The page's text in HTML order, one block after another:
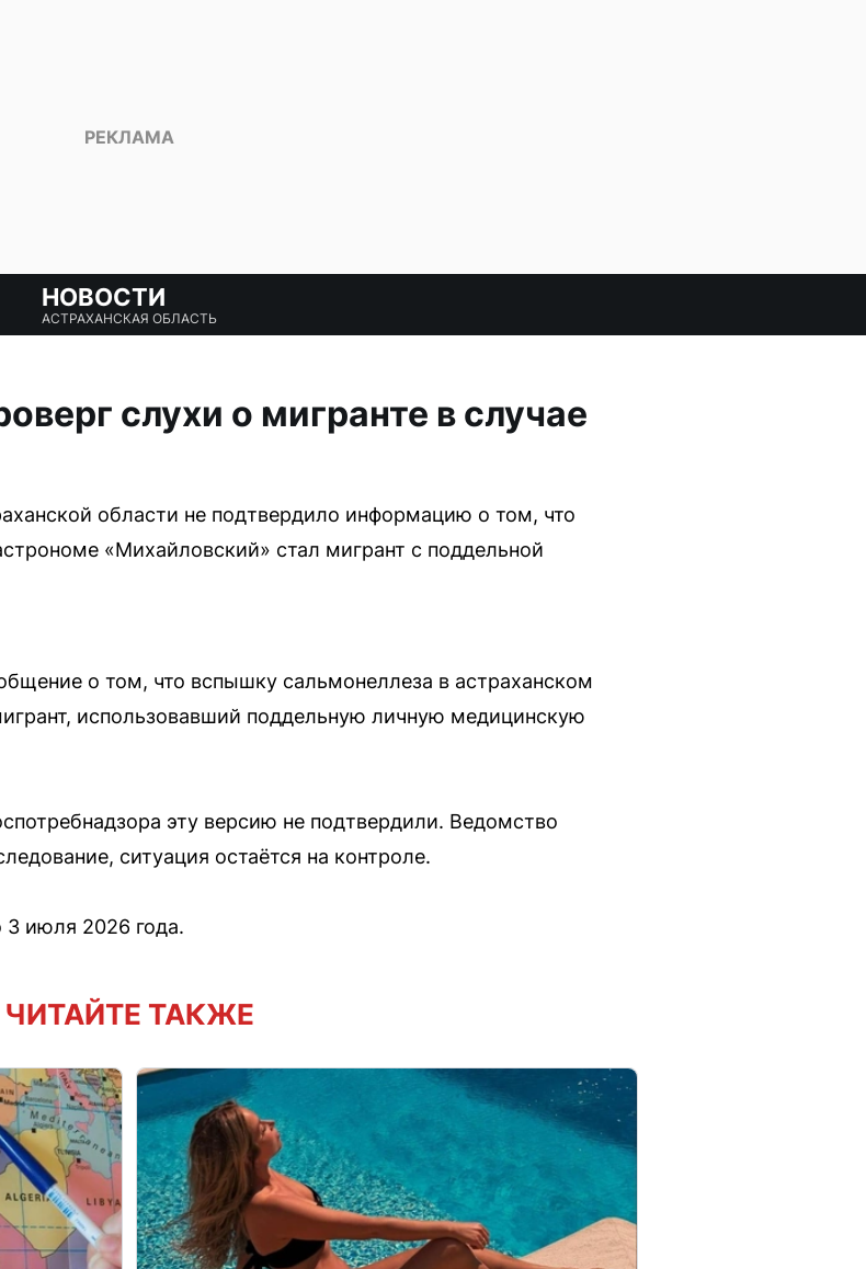
НОВОСТИ
АСТРАХАНСКАЯ ОБЛАСТЬ
слухи о мигранте в случае
области не подтвердило информацию о том, что
«Михайловский» стал мигрант с поддельной
о том, что вспышку сальмонеллеза в астраханском
использовавший поддельную личную медицинскую
эту версию не подтвердили. Ведомство
ситуация остаётся на контроле.
3 июля 2026 года.
ЧИТАЙТЕ ТАКЖЕ